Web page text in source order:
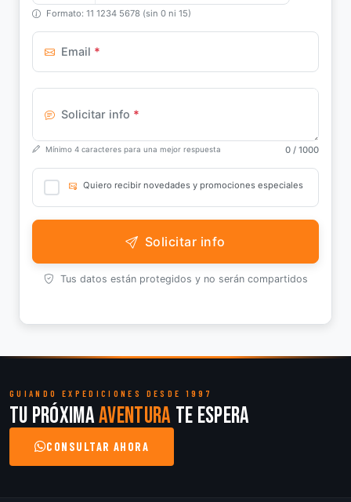
Formato: 11 1234 5678 (sin 0 ni 15)
Email *
Solicitar info *
Mínimo 4 caracteres para una mejor respuesta 0 / 1000
Quiero recibir novedades y promociones especiales
Solicitar info
Tus datos están protegidos y no serán compartidos
GUIANDO EXPEDICIONES DESDE 1997
Tu próximaaventura te espera
CONSULTAR AHORA